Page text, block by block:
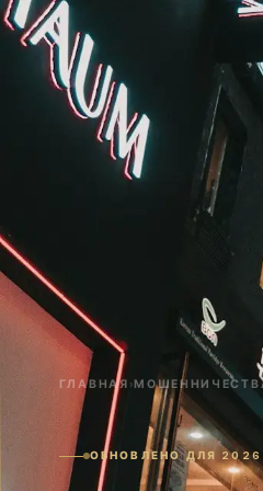
ГЛАВНАЯ ›
ОБНОВЛЕНО ДЛЯ 2026